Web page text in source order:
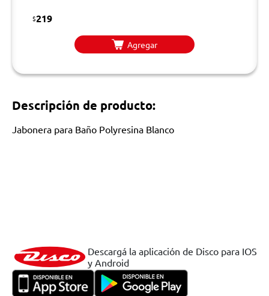
$219
Agregar
Descripción de producto:
Jabonera para Baño Polyresina Blanco
Descargá la aplicación de Disco para IOS
y Android